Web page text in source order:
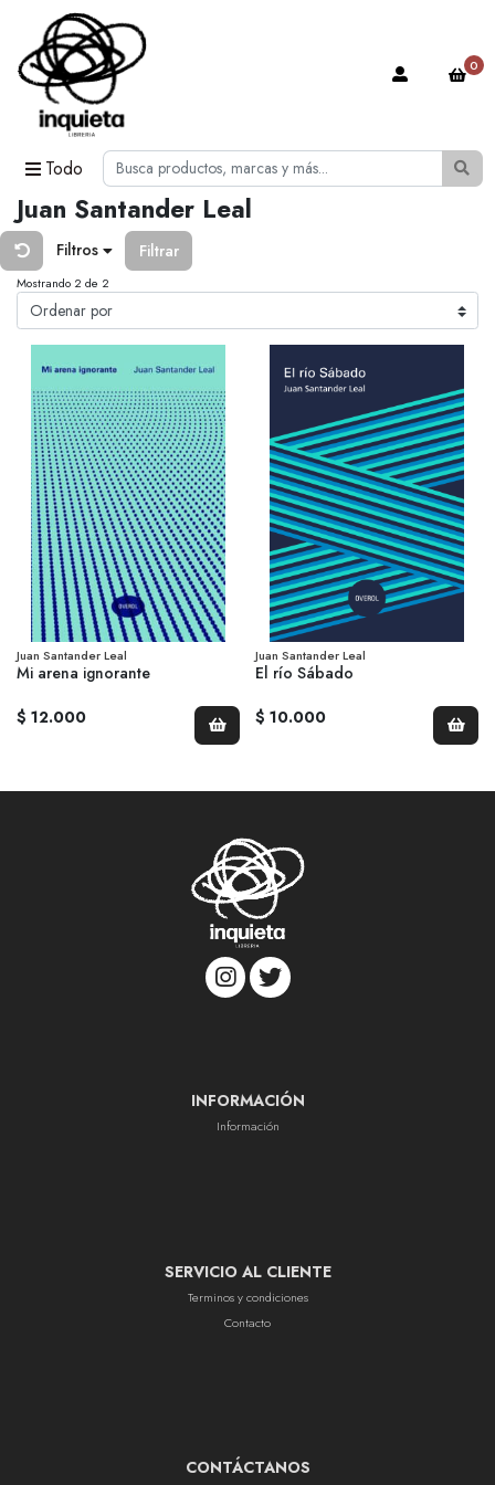
Todo
0
Juan Santander Leal
Filtros Filtrar
Mostrando 2 de 2
Juan Santander Leal
Mi arena ignorante
$ 12.000
Juan Santander Leal
El río Sábado
$ 10.000
INFORMACIÓN
Información
SERVICIO AL CLIENTE
Terminos y condiciones
Contacto
CONTÁCTANOS